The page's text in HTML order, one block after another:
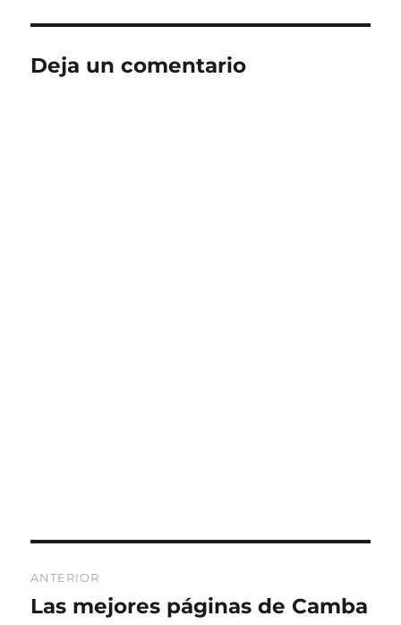
Deja un comentario
de
ANTERIOR
Entrada
Las mejores páginas de Camba